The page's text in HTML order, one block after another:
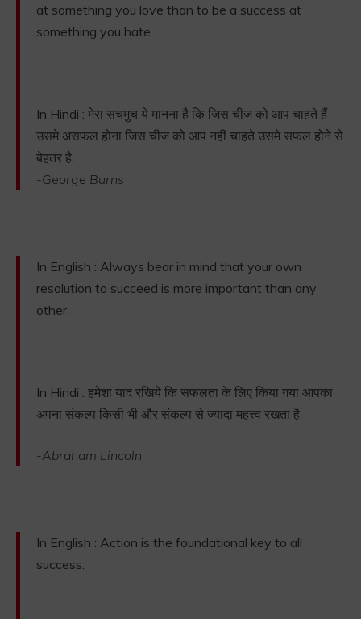
at something you love than to be a success at
something you hate.
In Hindi : मेरा सचमुच ये मानना है कि जिस चीज को आप चाहते हैं
उसमे असफल होना जिस चीज को आप नहीं चाहते उसमे सफल होने से
बेहतर है.
-George Burns
In English : Always bear in mind that your own
resolution to succeed is more important than any
other.
In Hindi : हमेशा याद रखिये कि सफलता के लिए किया गया आपका
अपना संकल्प किसी भी और संकल्प से ज्यादा महत्त्व रखता है.
-Abraham Lincoln
In English : Action is the foundational key to all
success.